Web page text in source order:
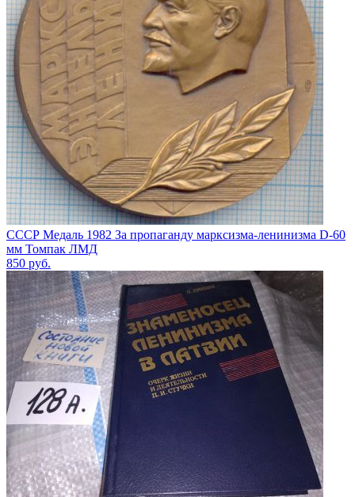
СССР Медаль 1982 За пропаганду марксизма-ленинизма D-60
мм Томпак ЛМД
850 руб.